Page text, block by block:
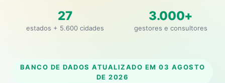
27
estados + 5.600 cidades
3.000+
gestores e consultores
BANCO DE DADOS ATUALIZADO EM 03 AGOSTO
DE 2026